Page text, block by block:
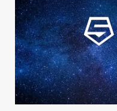
KAUPPA
VAIHDA TEEMA
HAKU